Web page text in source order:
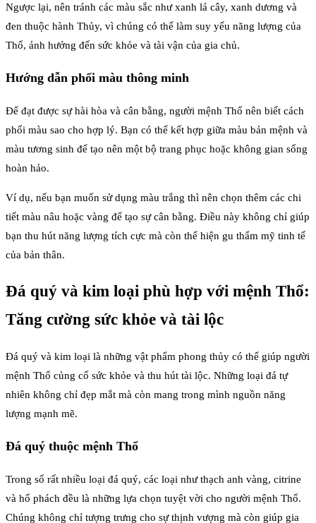
Ngược lại, nên tránh các màu sắc như xanh lá cây, xanh dương và
đen thuộc hành Thủy, vì chúng có thể làm suy yếu năng lượng của
Thổ, ảnh hưởng đến sức khỏe và tài vận của gia chủ.
Hướng dẫn phối màu thông minh
Để đạt được sự hài hòa và cân bằng, người mệnh Thổ nên biết cách
phối màu sao cho hợp lý. Bạn có thể kết hợp giữa màu bản mệnh và
màu tương sinh để tạo nên một bộ trang phục hoặc không gian sống
hoàn hảo.
Ví dụ, nếu bạn muốn sử dụng màu trắng thì nên chọn thêm các chi
tiết màu nâu hoặc vàng để tạo sự cân bằng. Điều này không chỉ giúp
bạn thu hút năng lượng tích cực mà còn thể hiện gu thẩm mỹ tinh tế
của bản thân.
Đá quý và kim loại phù hợp với mệnh Thổ:
Tăng cường sức khỏe và tài lộc
Đá quý và kim loại là những vật phẩm phong thủy có thể giúp người
mệnh Thổ củng cố sức khỏe và thu hút tài lộc. Những loại đá tự
nhiên không chỉ đẹp mắt mà còn mang trong mình nguồn năng
lượng mạnh mẽ.
Đá quý thuộc mệnh Thổ
Trong số rất nhiều loại đá quý, các loại như thạch anh vàng, citrine
và hổ phách đều là những lựa chọn tuyệt vời cho người mệnh Thổ.
Chúng không chỉ tượng trưng cho sự thịnh vượng mà còn giúp gia